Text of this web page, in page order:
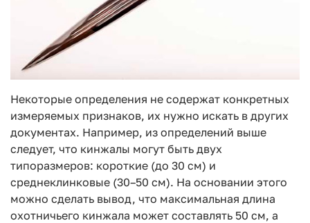
Некоторые определения не содержат конкретных
измеряемых признаков, их нужно искать в других
документах. Например, из определений выше
следует, что кинжалы могут быть двух
типоразмеров: короткие (до 30 см) и
среднеклинковые (30–50 см). На основании этого
можно сделать вывод, что максимальная длина
охотничьего кинжала может составлять 50 см, а